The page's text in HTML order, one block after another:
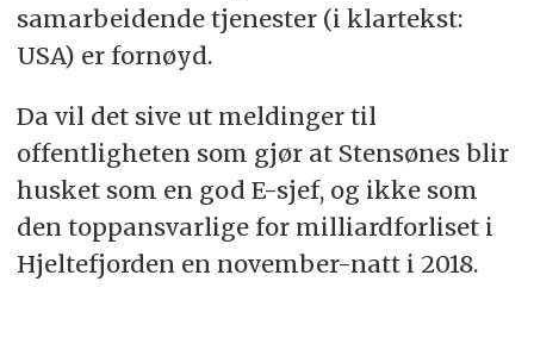
samarbeidende tjenester (i klartekst:
USA) er fornøyd.
Da vil det sive ut meldinger til
offentligheten som gjør at Stensønes blir
husket som en god E-sjef, og ikke som
den toppansvarlige for milliardforliset i
Hjeltefjorden en november-natt i 2018.